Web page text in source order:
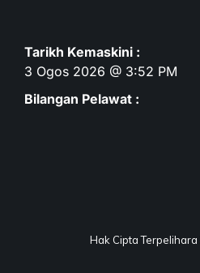
Tarikh Kemaskini :
3 Ogos 2026 @ 3:52 PM
Bilangan Pelawat :
Hak Cipta